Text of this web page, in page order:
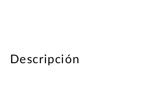
Descripción